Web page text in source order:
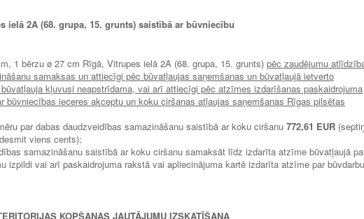
ielā 2A (68. grupa, 15. grunts) saistībā ar būvniecību
1 bērzu ø 27 cm Rīgā, Vitrupes ielā 2A (68. grupa, 15. grunts) pēc zaudējumu
samaksas un attiecīgi pēc būvatļaujas saņemšanas un būvatļaujā ietverto
kļuvusi neapstrīdama, vai arī attiecīgi pēc atzīmes izdarīšanas paskaidrojuma
būvniecības ieceres akceptu un koku ciršanas atļaujas saņemšanas Rīgas pilsētas
par dabas daudzveidības samazināšanu saistībā ar koku ciršanu 772,61 EUR
viens cents);
samazināšanu saistībā ar koku ciršanu samaksāt līdz izdarīta atzīme būvatļaujā
izpildi vai arī paskaidrojuma rakstā vai apliecinājuma kartē izdarīta atzīme par būvdarbu
KOPŠANAS JAUTĀJUMU IZSKATĪŠANA